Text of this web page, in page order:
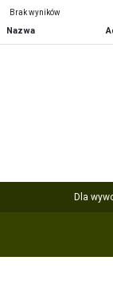
Brak wyników
Nazwa
Dla